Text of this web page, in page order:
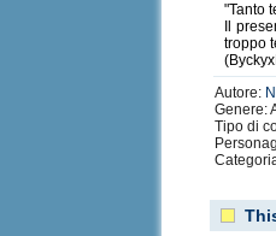
"Tanto
Il
troppo
Autore:
Genere:
Tipo di